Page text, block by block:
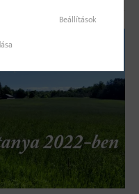
Beállítások